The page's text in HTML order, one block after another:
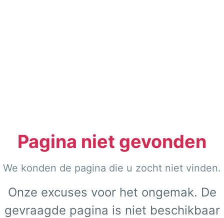
Pagina niet gevonden
We konden de pagina die u zocht niet vinden.
Onze excuses voor het ongemak. De
gevraagde pagina is niet beschikbaar